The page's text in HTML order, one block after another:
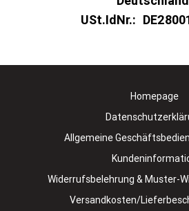
USt.IdNr.:
Homepage
Allgemeine
Widerrufsbelehrung & Muster-
Versandkosten/